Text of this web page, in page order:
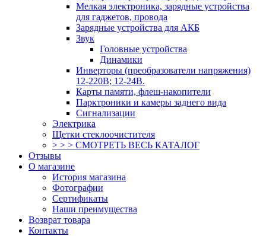
Мелкая электроника, зарядные устройства
для гаджетов, провода
Зарядные устройства для АКБ
Звук
Головные устройства
Динамики
Инверторы (преобразователи напряжения)
12-220В; 12-24В.
Карты памяти, флеш-накопители
Парктроники и камеры заднего вида
Сигнализации
Электрика
Щетки стеклоочистителя
> > > СМОТРЕТЬ ВЕСЬ КАТАЛОГ
Отзывы
О магазине
История магазина
Фотографии
Сертификаты
Наши преимущества
Возврат товара
Контакты